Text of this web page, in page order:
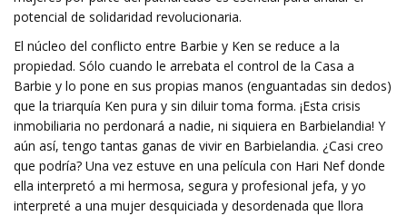
potencial de solidaridad revolucionaria.
El núcleo del conflicto entre Barbie y Ken se reduce a la
propiedad. Sólo cuando le arrebata el control de la Casa a
Barbie y lo pone en sus propias manos (enguantadas sin dedos)
que la triarquía Ken pura y sin diluir toma forma. ¡Esta crisis
inmobiliaria no perdonará a nadie, ni siquiera en Barbielandia! Y
aún así, tengo tantas ganas de vivir en Barbielandia. ¿Casi creo
que podría? Una vez estuve en una película con Hari Nef donde
ella interpretó a mi hermosa, segura y profesional jefa, y yo
interpreté a una mujer desquiciada y desordenada que llora